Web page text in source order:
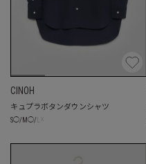
CINOH
キュプラボタンダウンシャツ
S◯/ M ◯/